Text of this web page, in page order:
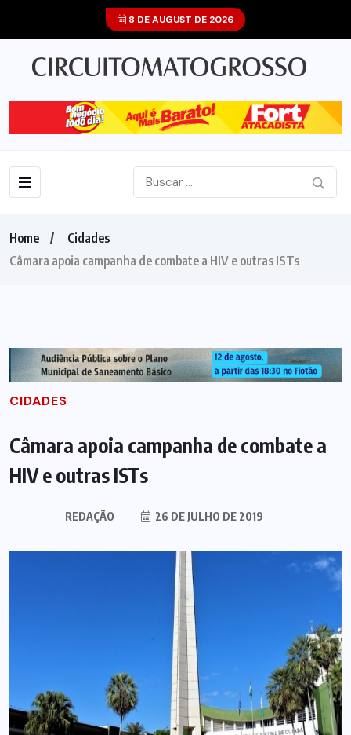
8 DE AUGUST DE 2026
Home
Cidades
Câmara apoia campanha de combate a HIV e outras ISTs
CIDADES
Câmara apoia campanha de combate a
HIV e outras ISTs
REDAÇÃO 26 DE JULHO DE 2019